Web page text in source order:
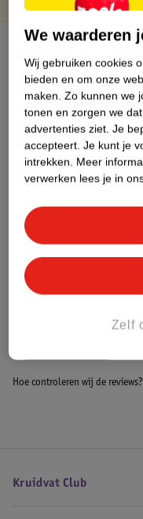
Over dit product
Productinformatie
Nature Impact
Hoe controleren wij de reviews?
Kruidvat Club
We waarderen
Wij gebruiken cookies
bieden en om onze
maken. Zo kunnen we
tonen en zorgen we
advertenties ziet. Je
accepteert. Je kunt je
intrekken. Meer
verwerken lees je in
Zelf